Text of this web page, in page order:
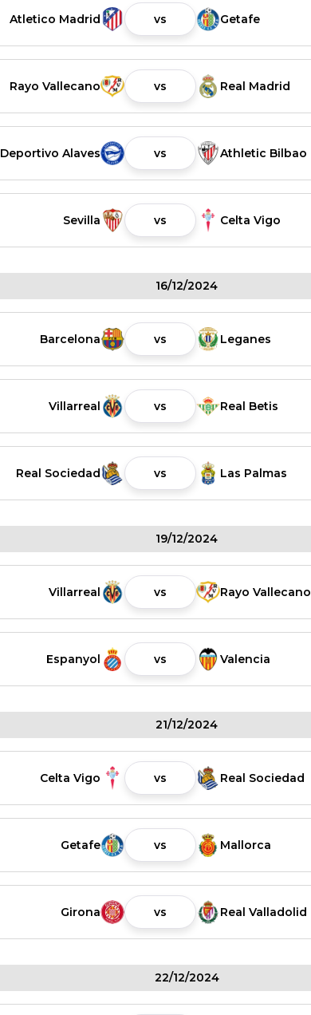
Atletico Madrid vs Getafe
Rayo Vallecano vs Real Madrid
Deportivo Alaves vs Athletic Bilbao
Sevilla vs Celta Vigo
16/12/2024
Barcelona vs Leganes
Villarreal vs Real Betis
Real Sociedad vs Las Palmas
19/12/2024
Villarreal vs Rayo Vallecano
Espanyol vs Valencia
21/12/2024
Celta Vigo vs Real Sociedad
Getafe vs Mallorca
Girona vs Real Valladolid
22/12/2024